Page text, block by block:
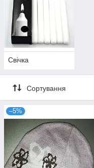
Свічка
Сортування
–5%